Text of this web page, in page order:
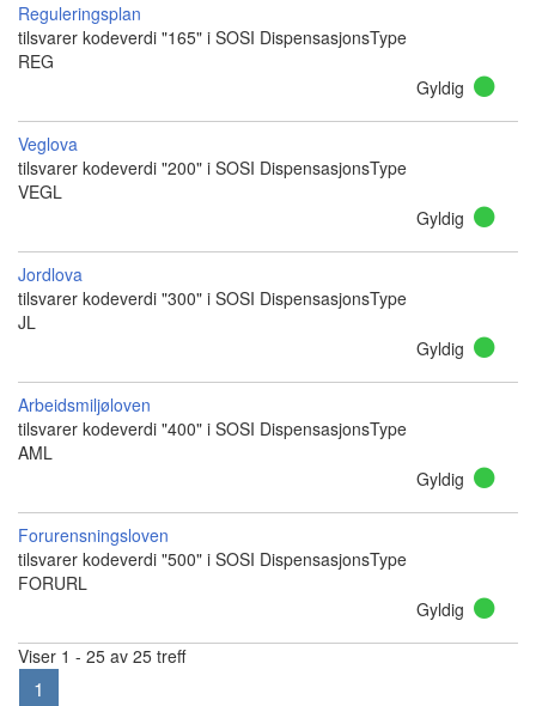
Reguleringsplan
tilsvarer kodeverdi "165" i SOSI DispensasjonsType
REG
Gyldig
Veglova
tilsvarer kodeverdi "200" i SOSI DispensasjonsType
VEGL
Gyldig
Jordlova
tilsvarer kodeverdi "300" i SOSI DispensasjonsType
JL
Gyldig
Arbeidsmiljøloven
tilsvarer kodeverdi "400" i SOSI DispensasjonsType
AML
Gyldig
Forurensningsloven
tilsvarer kodeverdi "500" i SOSI DispensasjonsType
FORURL
Gyldig
Viser 1 - 25 av 25 treff
1